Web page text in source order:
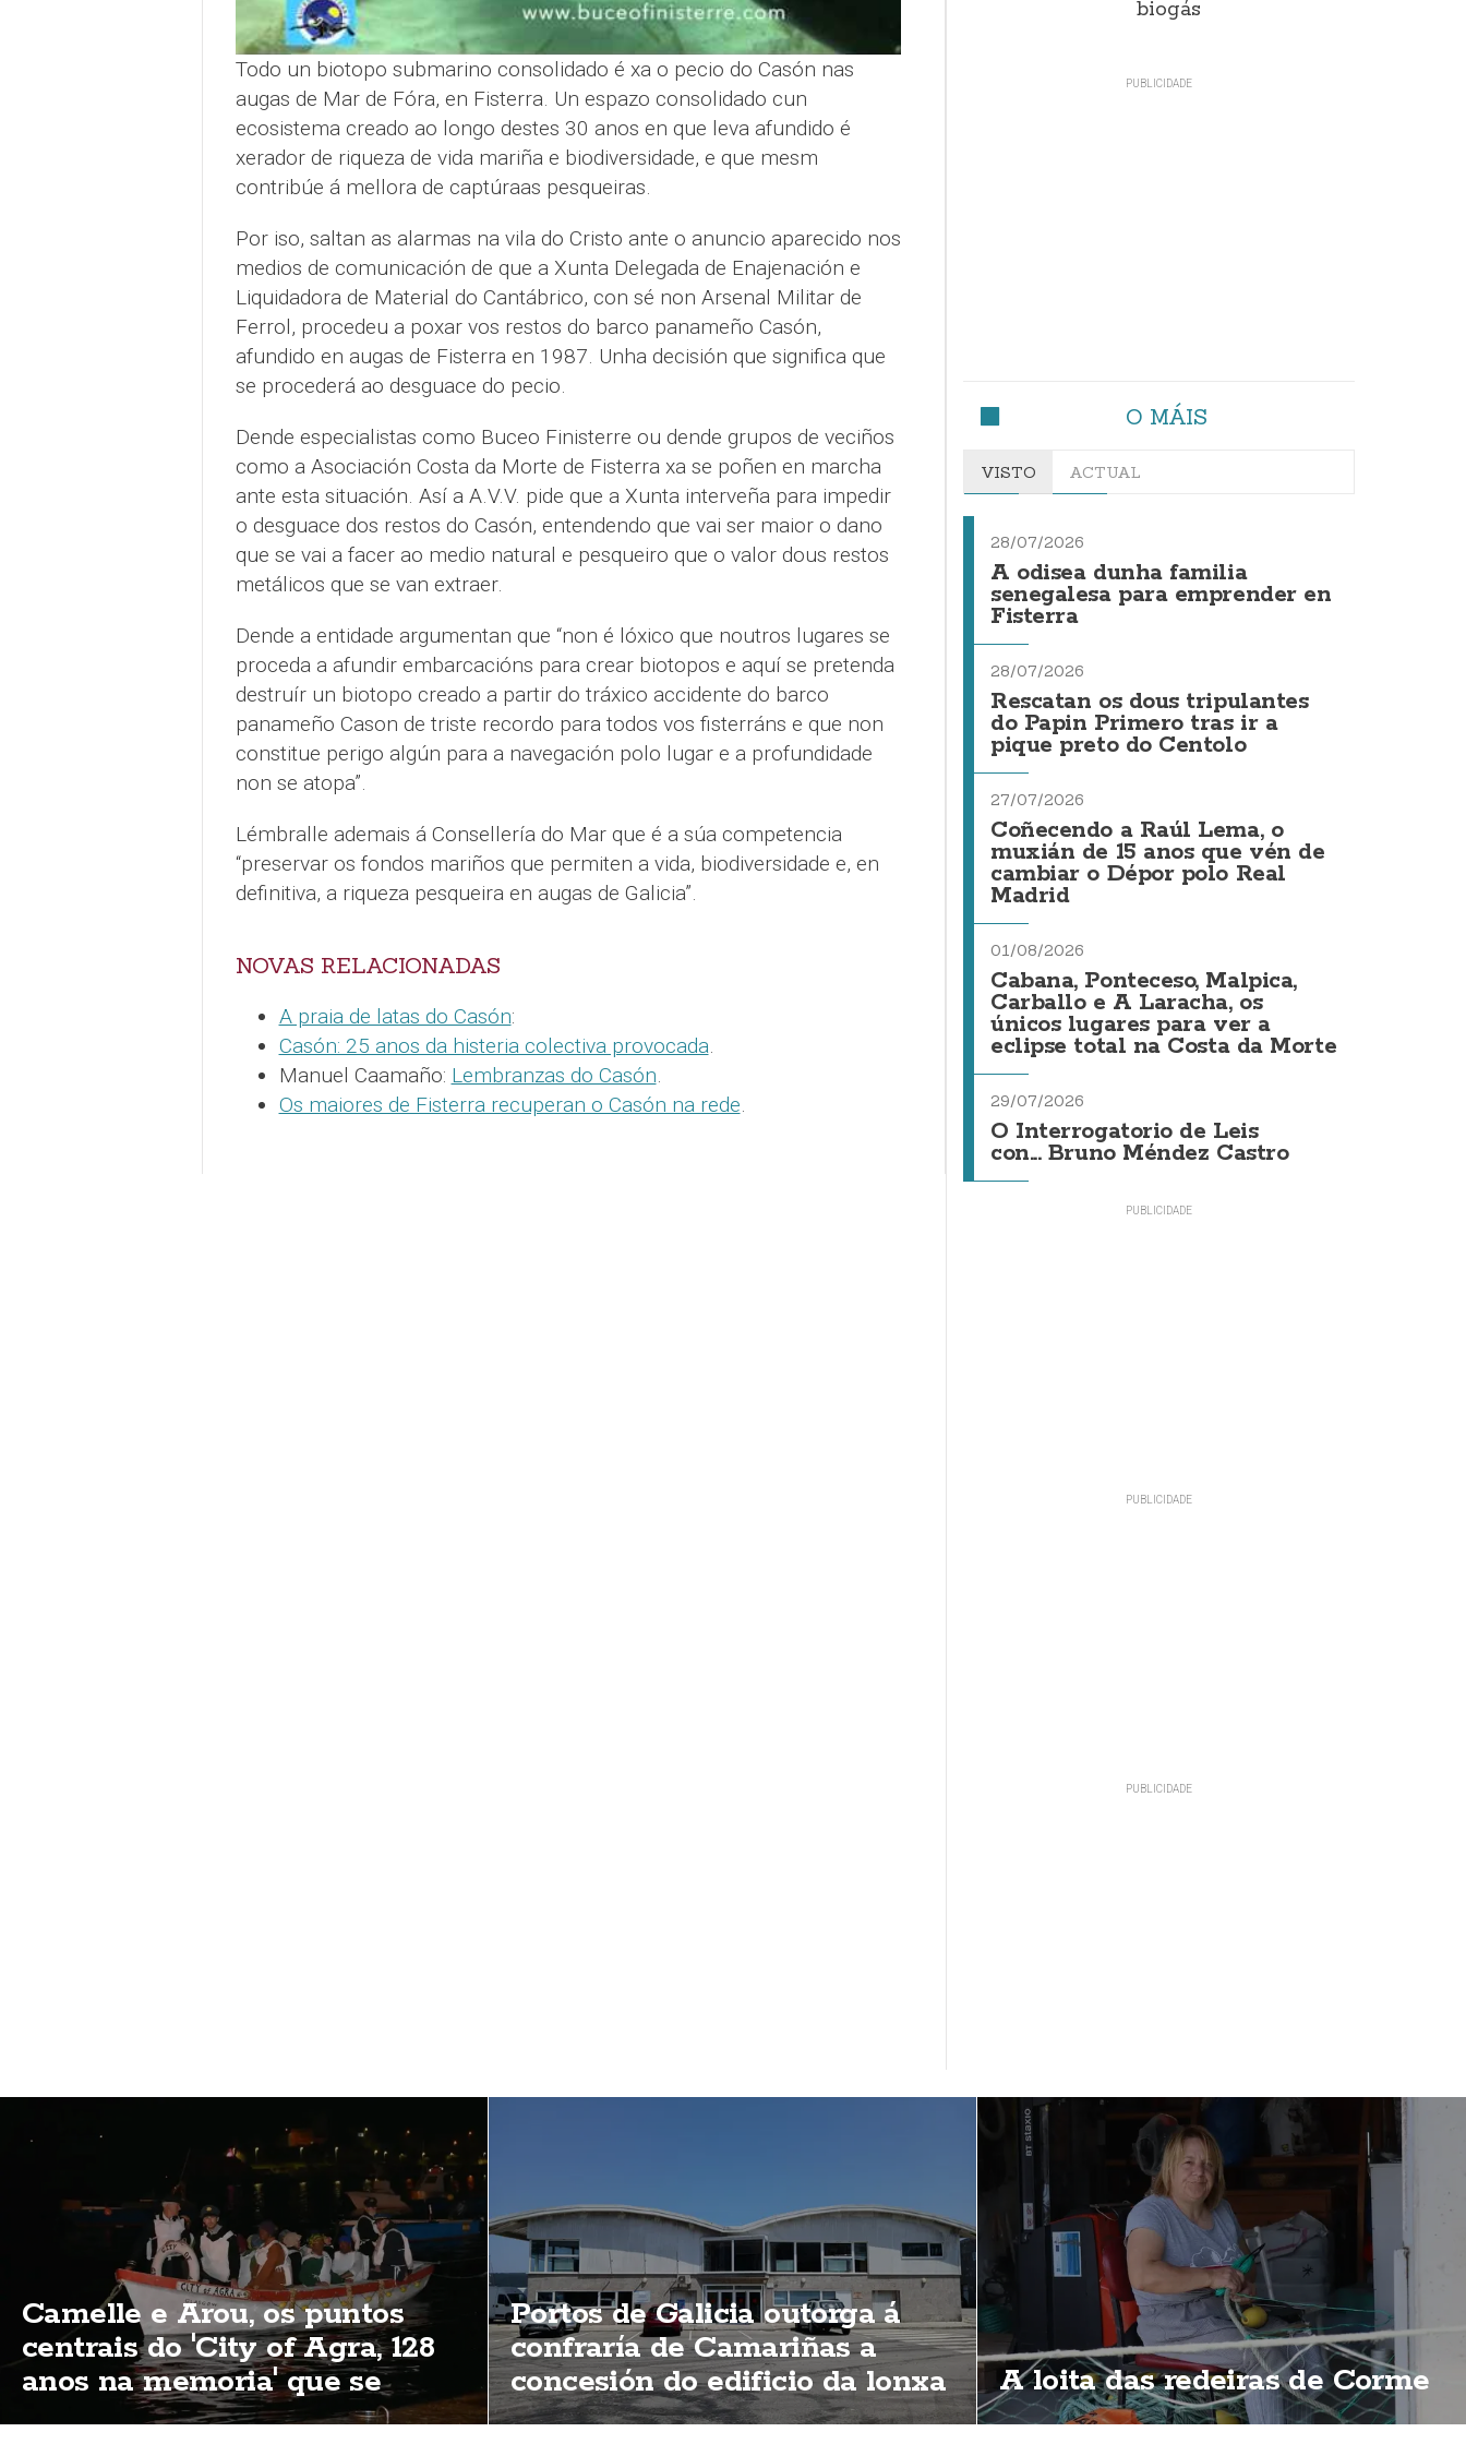
Todo un biotopo submarino consolidado é xa o pecio do Casón nas
augas de Mar de Fóra, en Fisterra. Un espazo consolidado cun
ecosistema creado ao longo destes 30 anos en que leva afundido é
xerador de riqueza de vida mariña e biodiversidade, e que mesm
contribúe á mellora de captúraas pesqueiras.
Por iso, saltan as alarmas na vila do Cristo ante o anuncio aparecido nos
medios de comunicación de que a Xunta Delegada de Enajenación e
Liquidadora de Material do Cantábrico, con sé non Arsenal Militar de
Ferrol, procedeu a poxar vos restos do barco panameño Casón,
afundido en augas de Fisterra en 1987. Unha decisión que significa que
se procederá ao desguace do pecio.
Dende especialistas como Buceo Finisterre ou dende grupos de veciños
como a Asociación Costa da Morte de Fisterra xa se poñen en marcha
ante esta situación. Así a A.V.V. pide que a Xunta interveña para impedir
o desguace dos restos do Casón, entendendo que vai ser maior o dano
que se vai a facer ao medio natural e pesqueiro que o valor dous restos
metálicos que se van extraer.
Dende a entidade argumentan que “non é lóxico que noutros lugares se
proceda a afundir embarcacións para crear biotopos e aquí se pretenda
destruír un biotopo creado a partir do tráxico accidente do barco
panameño Cason de triste recordo para todos vos fisterráns e que non
constitue perigo algún para a navegación polo lugar e a profundidade
non se atopa”.
Lémbralle ademais á Consellería do Mar que é a súa competencia
“preservar os fondos mariños que permiten a vida, biodiversidade e, en
definitiva, a riqueza pesqueira en augas de Galicia”.
NOVAS RELACIONADAS
A praia de latas do Casón:
Casón: 25 anos da histeria colectiva provocada.
Manuel Caamaño: Lembranzas do Casón.
Os maiores de Fisterra recuperan o Casón na rede.
biogás
O MÁIS
VISTO ACTUAL
28/07/2026
A odisea dunha familia
senegalesa para emprender en
Fisterra
28/07/2026
Rescatan os dous tripulantes
do Papin Primero tras ir a
pique preto do Centolo
27/07/2026
Coñecendo a Raúl Lema, o
muxián de 15 anos que vén de
cambiar o Dépor polo Real
Madrid
01/08/2026
Cabana, Ponteceso, Malpica,
Carballo e A Laracha, os
únicos lugares para ver a
eclipse total na Costa da Morte
29/07/2026
O Interrogatorio de Leis
con... Bruno Méndez Castro
Camelle e Arou, os puntos
centrais do 'City of Agra, 128
anos na memoria' que se
celebra esta fin de semana
Portos de Galicia outorga á
confraría de Camariñas a
concesión do edificio da lonxa
A loita das redeiras de Corme